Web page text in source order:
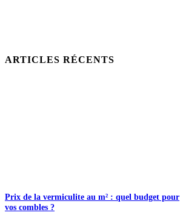
ARTICLES RÉCENTS
Prix de la vermiculite au m² : quel budget pour
vos combles ?